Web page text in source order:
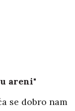
areni"
se dobro nam